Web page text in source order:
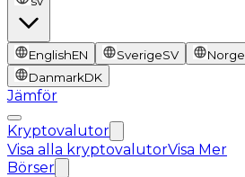
EnglishEN SverigeSV Norge
DanmarkDK
Jämför
Kryptovalutor
Visa alla kryptovalutorVisa Mer
Börser